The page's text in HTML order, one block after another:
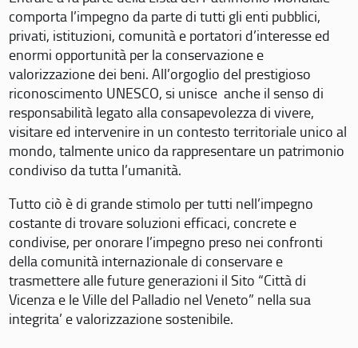
comporta l’impegno da parte di tutti gli enti pubblici,
privati, istituzioni, comunità e portatori d’interesse ed
enormi opportunità per la conservazione e
valorizzazione dei beni. All’orgoglio del prestigioso
riconoscimento UNESCO, si unisce anche il senso di
responsabilità legato alla consapevolezza di vivere,
visitare ed intervenire in un contesto territoriale unico al
mondo, talmente unico da rappresentare un patrimonio
condiviso da tutta l’umanità.
Tutto ciò è di grande stimolo per tutti nell’impegno
costante di trovare soluzioni efficaci, concrete e
condivise, per onorare l’impegno preso nei confronti
della comunità internazionale di conservare e
trasmettere alle future generazioni il Sito “Città di
Vicenza e le Ville del Palladio nel Veneto” nella sua
integrita’ e valorizzazione sostenibile.